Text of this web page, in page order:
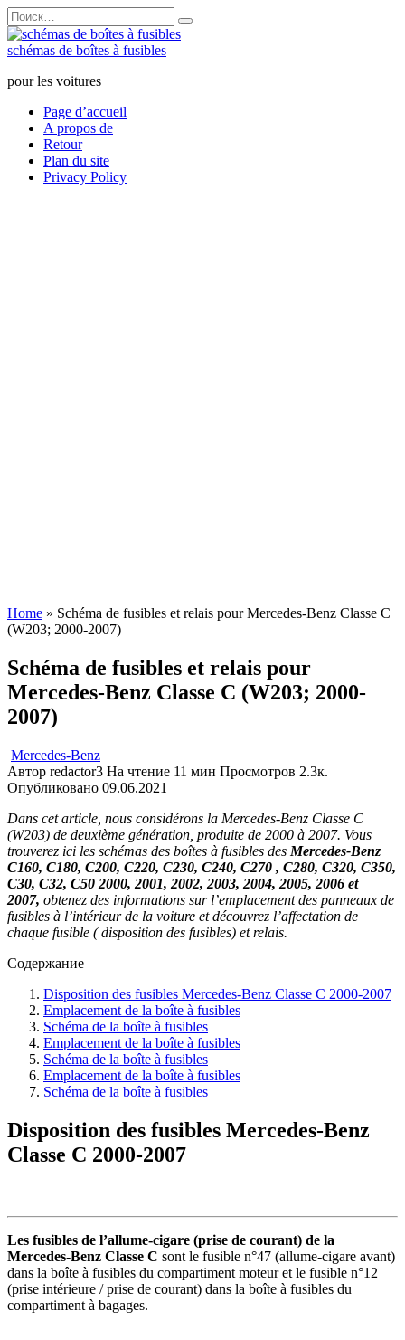
Перейти
к
содержанию
Search
for:
schémas de boîtes à fusibles
pour les voitures
Page d’accueil
A propos de
Retour
Plan du site
Privacy Policy
Home » Schéma de fusibles et relais pour Mercedes-Benz Classe C
(W203; 2000-2007)
Schéma de fusibles et relais pour
Mercedes-Benz Classe C (W203; 2000-
2007)
Mercedes-Benz
Автор redactor3 На чтение 11 мин Просмотров 2.3к.
Опубликовано 09.06.2021
Dans cet article, nous considérons la Mercedes-Benz Classe C
(W203) de deuxième génération, produite de 2000 à 2007. Vous
trouverez ici les schémas des boîtes à fusibles des Mercedes-Benz
C160, C180, C200, C220, C230, C240, C270 , C280, C320, C350,
C30, C32, C50 2000, 2001, 2002, 2003, 2004, 2005, 2006 et
2007, obtenez des informations sur l’emplacement des panneaux de
fusibles à l’intérieur de la voiture et découvrez l’affectation de
chaque fusible ( disposition des fusibles) et relais.
Содержание
Disposition des fusibles Mercedes-Benz Classe C 2000-2007
Emplacement de la boîte à fusibles
Schéma de la boîte à fusibles
Emplacement de la boîte à fusibles
Schéma de la boîte à fusibles
Emplacement de la boîte à fusibles
Schéma de la boîte à fusibles
Disposition des fusibles Mercedes-Benz
Classe C 2000-2007
Les fusibles de l’allume-cigare (prise de courant) de la
Mercedes-Benz Classe C sont le fusible n°47 (allume-cigare avant)
dans la boîte à fusibles du compartiment moteur et le fusible n°12
(prise intérieure / prise de courant) dans la boîte à fusibles du
compartiment à bagages.